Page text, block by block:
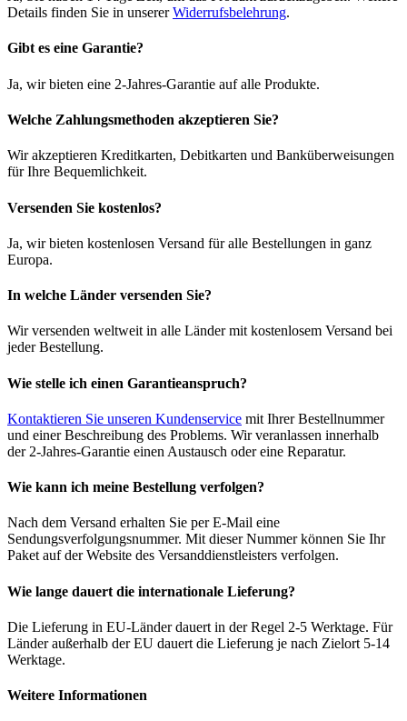
Details finden Sie in unsererWiderrufsbelehrung.
Gibt es eine Garantie?
Ja, wir bieten eine 2-Jahres-Garantie auf alle Produkte.
Welche Zahlungsmethoden akzeptieren Sie?
Wir akzeptieren Kreditkarten, Debitkarten und Banküberweisungen
für Ihre Bequemlichkeit.
Versenden Sie kostenlos?
Ja, wir bieten kostenlosen Versand für alle Bestellungen in ganz
Europa.
In welche Länder versenden Sie?
Wir versenden weltweit in alle Länder mit kostenlosem Versand bei
jeder Bestellung.
Wie stelle ich einen Garantieanspruch?
Kontaktieren Sie unseren Kundenservice mit Ihrer Bestellnummer
und einer Beschreibung des Problems. Wir veranlassen innerhalb
der 2-Jahres-Garantie einen Austausch oder eine Reparatur.
Wie kann ich meine Bestellung verfolgen?
Nach dem Versand erhalten Sie per E-Mail eine
Sendungsverfolgungsnummer. Mit dieser Nummer können Sie Ihr
Paket auf der Website des Versanddienstleisters verfolgen.
Wie lange dauert die internationale Lieferung?
Die Lieferung in EU-Länder dauert in der Regel 2-5 Werktage. Für
Länder außerhalb der EU dauert die Lieferung je nach Zielort 5-14
Werktage.
Weitere Informationen